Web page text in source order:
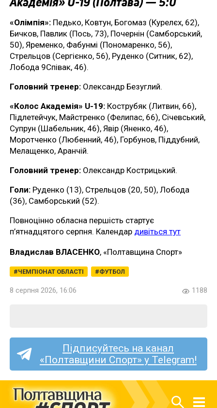
«Олімпія»: Педько, Ковтун, Богомаз (Курелєх, 62),
Бичков, Павлик (Пось, 73), Почернін (Самборський,
50), Яременко, Фабунмі (Пономаренко, 56),
Стрельцов (Сергієнко, 56), Руденко (Ситник, 62),
Лобода 9Співак, 46).
Головний тренер: Олександр Безуглий.
«Колос Академія» U-19: Кострубяк (Литвин, 66),
Підлетейчук, Майстренко (Фелипас, 66), Січевський,
Супрун (Шабельник, 46), Явір (Яненко, 46),
Моротченко (Любенний, 46), Горбунов, Піддубний,
Мелащенко, Аранчій.
Головний тренер: Олександр Кострицький.
Голи: Руденко (13), Стрельцов (20, 50), Лобода
(36), Самборський (52).
Повноцінно обласна першість стартує
п’ятнадцятого серпня. Календар дивіться тут
Владислав ВЛАСЕНКО, «Полтавщина Спорт»
ЧЕМПІОНАТ ОБЛАСТІ ФУТБОЛ
8 серпня 2026, 16:06 1188
Підписуйтесь на канал
«Полтавщини Спорт» у Telegram!